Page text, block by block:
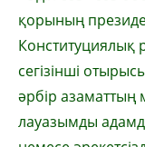
қорының
Конституциялық
сегізінші
әрбір азаматтың
лауазымды